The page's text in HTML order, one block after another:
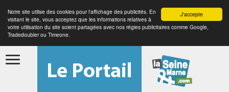
J'accepte
Notre site utilise des cookies pour l'affichage des publicités. En
visitant le site, vous acceptez que les informations relatives à
votre utilisation du site soient partagées avec nos régies publicitaires comme Google,
Tradedoubler ou Timeone.